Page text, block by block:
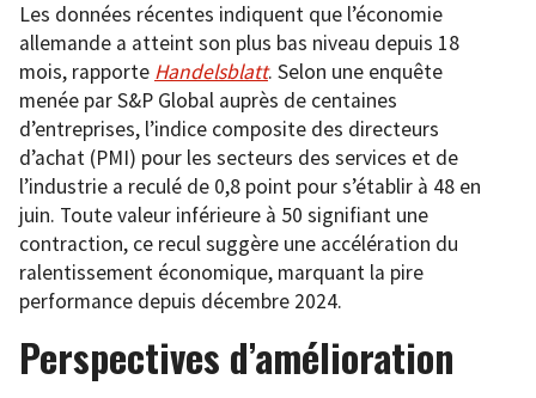
Les données récentes indiquent que l’économie
allemande a atteint son plus bas niveau depuis 18
mois, rapporte Handelsblatt. Selon une enquête
menée par S&P Global auprès de centaines
d’entreprises, l’indice composite des directeurs
d’achat (PMI) pour les secteurs des services et de
l’industrie a reculé de 0,8 point pour s’établir à 48 en
juin. Toute valeur inférieure à 50 signifiant une
contraction, ce recul suggère une accélération du
ralentissement économique, marquant la pire
performance depuis décembre 2024.
Perspectives d’amélioration